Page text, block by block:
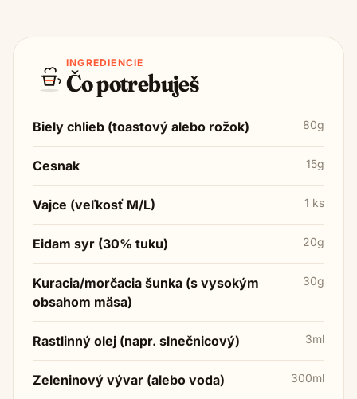
INGREDIENCIE
Čo potrebuješ
Biely chlieb (toastový alebo rožok) 80g
Cesnak 15g
Vajce (veľkosť M/L) 1 ks
Eidam syr (30% tuku) 20g
Kuracia/morčacia šunka (s vysokým
obsahom mäsa)
30g
Rastlinný olej (napr. slnečnicový) 3ml
Zeleninový vývar (alebo voda) 300ml